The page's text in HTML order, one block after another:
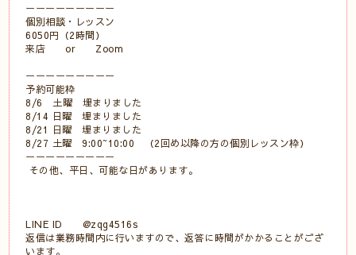
ーーーーーーーーー
個別相談・レッスン
6050円（2時間）
来店 or Zoom
ーーーーーーーーー
予約可能枠
8/6 土曜 埋まりました
8/14 日曜 埋まりました
8/21 日曜 埋まりました
8/27 土曜 9:00~10:00 （2回め以降の方の個別レッスン枠）
ーーーーーーーーー
その他、平日、可能な日があります。
LINE ID @zqg4516s
返信は業務時間内に行いますので、返答に時間がかかることがござ
います。